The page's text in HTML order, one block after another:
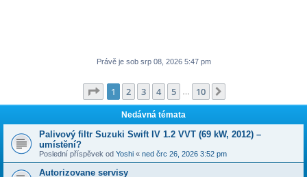
Právě je sob srp 08, 2026 5:47 pm
Stránka z 10
1 2 3 4 5 10
Nedávná témata
Palivový filtr Suzuki Swift IV 1.2 VVT (69 kW, 2012) –
umístění?
Poslední příspěvek od Yoshi « ned črc 26, 2026 3:52 pm
Autorizovane servisy